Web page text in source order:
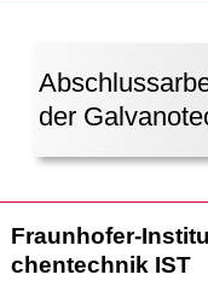
der
Fraun­ho­fer-
chen­tech­nik IST